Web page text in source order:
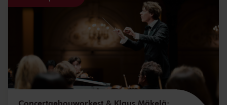
Concertgebouworkest & Klaus Mäkelä: